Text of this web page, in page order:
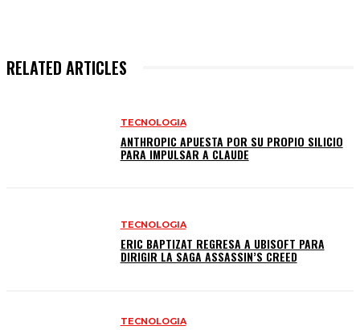
RELATED ARTICLES
TECNOLOGIA
ANTHROPIC APUESTA POR SU PROPIO SILICIO
PARA IMPULSAR A CLAUDE
TECNOLOGIA
ERIC BAPTIZAT REGRESA A UBISOFT PARA
DIRIGIR LA SAGA ASSASSIN’S CREED
TECNOLOGIA